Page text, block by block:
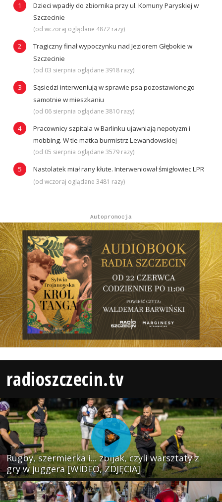
Dzieci wpadły do zbiornika przy ul. Komuny Paryskiej w
Szczecinie
(od wczoraj oglądane 4872 razy)
Tragiczny finał wypoczynku nad Jeziorem Głębokie w
Szczecinie
(od 03 sierpnia oglądane 3918 razy)
Sąsiedzi interweniują w sprawie psa pozostawionego
samotnie w mieszkaniu
(od 06 sierpnia oglądane 3810 razy)
Pracownicy szpitala w Barlinku ujawniają nepotyzm i
mobbing. W tle matka burmistrz Lewandowskiej
(od 05 sierpnia oglądane 3579 razy)
Nastolatek miał rany kłute. Interweniował śmigłowiec LPR
(od wczoraj oglądane 3481 razy)
Autopromocja
radioszczecin.tv
Rugby, szermierka i... zbijak, czyli warsztaty z
gry w juggera [WIDEO, ZDJĘCIA]